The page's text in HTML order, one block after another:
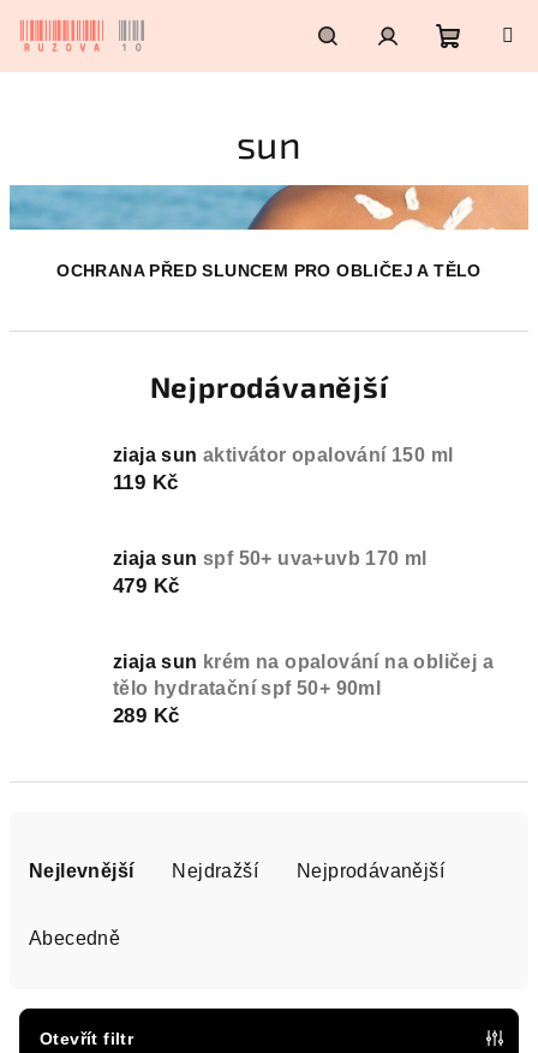
HledatPřihlášeníNákupní
sun
OCHRANA PŘED SLUNCEM PRO OBLIČEJ A TĚLO
Nejprodávanější
ziaja sunaktivátor opalování 150 ml
119 Kč
ziaja sunspf 50+ uva+uvb 170 ml
479 Kč
ziaja sun krém na opalování na obličej a
tělo hydratační spf 50+ 90ml
289 Kč
Nejlevnější Nejdražší Nejprodávanější
Abecedně
Otevřít filtr